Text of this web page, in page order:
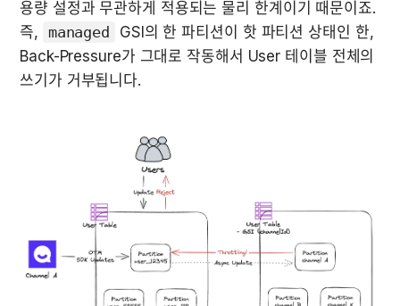
용량 설정과 무관하게 적용되는 물리 한계이기 때문이죠.
즉,
managed
GSI의 한 파티션이 핫 파티션 상태인 한,
Back-Pressure가 그대로 작동해서 User 테이블 전체의
쓰기가 거부됩니다.